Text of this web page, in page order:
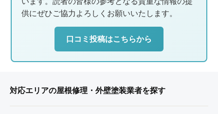
供にぜひご協力よろしくお願いいたします。
口コミ投稿はこちらから
対応エリアの屋根修理・外壁塗装業者を探す